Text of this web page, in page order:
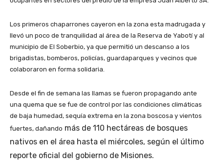
Los primeros chaparrones cayeron en la zona esta madrugada y
llevó un poco de tranquilidad al área de la Reserva de Yabotí y al
municipio de El Soberbio, ya que permitió un descanso a los
brigadistas, bomberos, policías, guardaparques y vecinos que
colaboraron en forma solidaria.
Desde el fin de semana las llamas se fueron propagando ante
una quema que se fue de control por las condiciones climáticas
de baja humedad, sequía extrema en la zona boscosa y vientos
fuertes, dañando más de 110 hectáreas de bosques
nativos en el área hasta el miércoles, según el último
reporte oficial del gobierno de Misiones.